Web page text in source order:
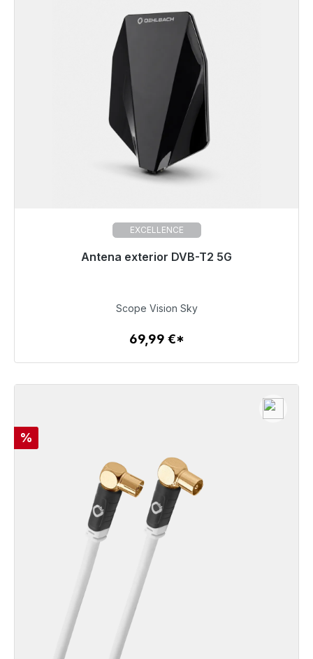
EXCELLENCE
Antena exterior DVB-T2 5G
Listo para envío inmediato, plazo de entrega 48h*
Detalles
Scope Vision Sky
69,99 €*
Descuento
%